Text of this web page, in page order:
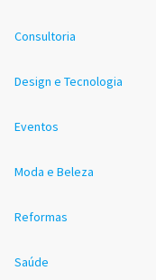
Consultoria
Design e Tecnologia
Eventos
Moda e Beleza
Reformas
Saúde